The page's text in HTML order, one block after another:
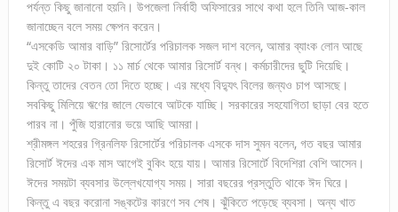
পর্যন্ত কিছু জানানো হয়নি। উপজেলা নির্বাহী অফিসারের সাথে কথা হলে তিনি আজ-কাল
জানাচ্ছেন বলে সময় ক্ষেপন করেন।
“এসকেডি আমার বাড়ি” রিসোর্টের পরিচালক সজল দাশ বলেন, আমার ব্যাংক লোন আছে
দুই কোটি ২০ টাকা। ১১ মার্চ থেকে আমার রিসোর্ট বন্ধ। কর্মচারীদের ছুটি দিয়েছি।
কিন্তু তাদের বেতন তো দিতে হচ্ছে। এর মধ্যে বিদ্যুৎ বিলের জন্যও চাপ আসছে।
সবকিছু মিলিয়ে ঋণের জালে যেভাবে আটকে যাচ্ছি। সরকারের সহযোগিতা ছাড়া বের হতে
পারব না। পুঁজি হারানোর ভয়ে আছি আমরা।
শ্রীমঙ্গল শহরের গ্রিনলিফ রিসোর্টের পরিচালক এসকে দাস সুমন বলেন, গত বছর আমার
রিসোর্ট ঈদের এক মাস আগেই বুকিং হয়ে যায়। আমার রিসোর্টে বিদেশিরা বেশি আসেন।
ঈদের সময়টা ব্যবসার উল্লেখযোগ্য সময়। সারা বছরের প্রস্তুতি থাকে ঈদ ঘিরে।
কিন্তু এ বছর করোনা সঙ্কটের কারণে সব শেষ। ঝুঁকিতে পড়েছে ব্যবসা। অন্য খাত